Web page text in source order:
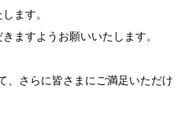
ます。
ますようお願いいたします。
、さらに皆さまにご満足いただけ